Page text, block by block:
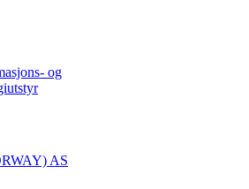
og
AS